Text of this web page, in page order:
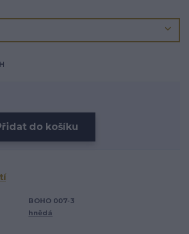
do košíku
BOHO 007-3
hnědá